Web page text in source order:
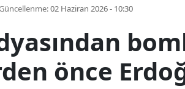
02 Haziran 2026 - 10:30
önce